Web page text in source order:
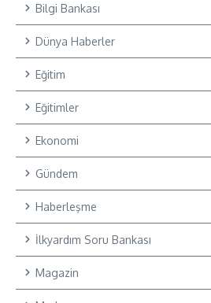
Bilgi Bankası
Dünya Haberler
Eğitim
Eğitimler
Ekonomi
Gündem
Haberleşme
İlkyardım Soru Bankası
Magazin